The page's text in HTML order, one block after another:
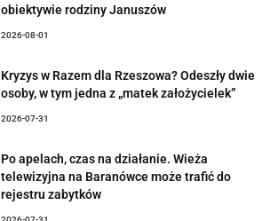
obiektywie rodziny Januszów
2026-08-01
Kryzys w Razem dla Rzeszowa? Odeszły dwie
osoby, w tym jedna z „matek założycielek”
2026-07-31
Po apelach, czas na działanie. Wieża
telewizyjna na Baranówce może trafić do
rejestru zabytków